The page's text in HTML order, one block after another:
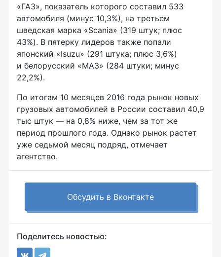
«ГАЗ», показатель которого составил 533
автомобиля (минус 10,3%), на третьем
шведская марка «Scania» (319 штук; плюс
43%). В пятерку лидеров также попали
японский «Isuzu» (291 штука; плюс 3,6%)
и белорусский «MAЗ» (284 штуки; минус
22,2%).
По итогам 10 месяцев 2016 года рынок новых
грузовых автомобилей в России составил 40,9
тыс штук — на 0,8% ниже, чем за тот же
период прошлого года. Однако рынок растет
уже седьмой месяц подряд, отмечает
агентство.
Обсудить в Вконтакте
Поделитесь новостью: